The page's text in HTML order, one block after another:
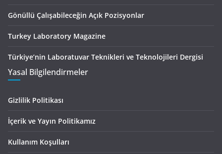
Gönüllü Çalışabileceğin Açık Pozisyonlar
Turkey Laboratory Magazine
Türkiye’nin Laboratuvar Teknikleri ve Teknolojileri Dergisi
Yasal Bilgilendirmeler
Gizlilik Politikası
İçerik ve Yayın Politikamız
Kullanım Koşulları